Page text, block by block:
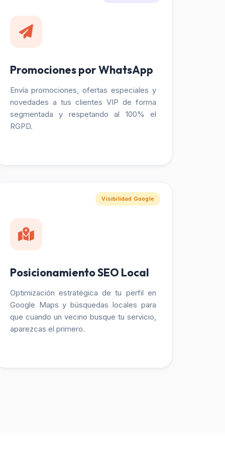
Promociones por WhatsApp
Envía promociones, ofertas especiales y
novedades a tus clientes VIP de forma
segmentada y respetando al 100% el
RGPD.
Visibilidad Google
Posicionamiento SEO Local
Optimización estratégica de tu perfil en
Google Maps y búsquedas locales para
que cuando un vecino busque tu servicio,
aparezcas el primero.